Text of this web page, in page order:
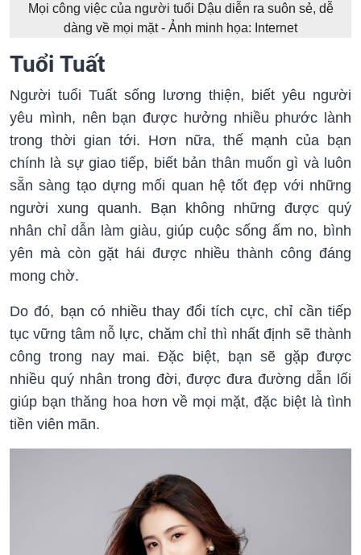
Mọi công việc của người tuổi Dậu diễn ra suôn sẻ, dễ
dàng về mọi mặt - Ảnh minh họa: Internet
Tuổi Tuất
Người tuổi Tuất sống lương thiện, biết yêu người
yêu mình, nên bạn được hưởng nhiều phước lành
trong thời gian tới. Hơn nữa, thế mạnh của bạn
chính là sự giao tiếp, biết bản thân muốn gì và luôn
sẵn sàng tạo dựng mối quan hệ tốt đẹp với những
người xung quanh. Bạn không những được quý
nhân chỉ dẫn làm giàu, giúp cuộc sống ấm no, bình
yên mà còn gặt hái được nhiều thành công đáng
mong chờ.
Do đó, bạn có nhiều thay đổi tích cực, chỉ cần tiếp
tục vững tâm nỗ lực, chăm chỉ thì nhất định sẽ thành
công trong nay mai. Đặc biệt, bạn sẽ gặp được
nhiều quý nhân trong đời, được đưa đường dẫn lối
giúp bạn thăng hoa hơn về mọi mặt, đặc biệt là tình
tiền viên mãn.